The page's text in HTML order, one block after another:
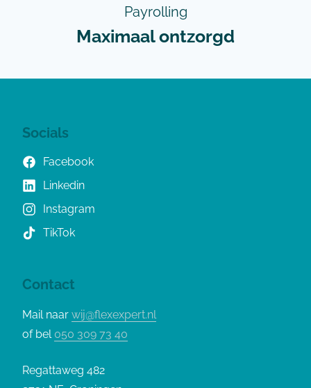
Payrolling
Maximaal ontzorgd
Socials
Facebook
Linkedin
Instagram
TikTok
Contact
Mail naar wij@flexexpert.nl
of bel 050 309 73 40
Regattaweg 482